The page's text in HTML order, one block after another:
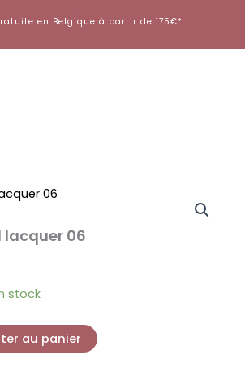
en Belgique à partir de 175€*
lacquer 06
stock
au panier